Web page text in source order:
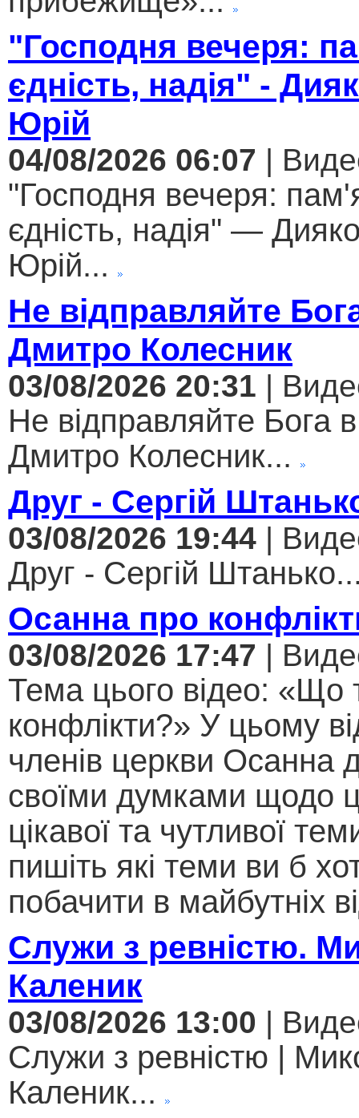
"Господня вечеря:
єдність, надія" -
Юрій
04/08/2026 06:07 |
"Господня вечеря:
єдність, надія" —
Юрій...
Не відправляйте
Дмитро Колесник
03/08/2026 20:31 |
Не відправляйте Бога
Дмитро Колесник...
Друг - Сергій
03/08/2026 19:44 |
Друг - Сергій
Осанна про
03/08/2026 17:47 |
Тема цього відео: «Що
конфлікти?» У цьому
членів церкви Осанна
своїми думками щодо
цікавої та чутливої
пишіть які теми ви б
побачити в майбутніх
Служи з ревністю.
Каленик
03/08/2026 13:00 |
Служи з ревністю |
Каленик...